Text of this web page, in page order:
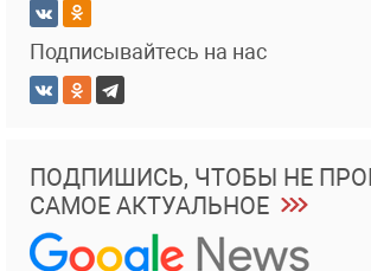
Подписывайтесь на нас
ПОДПИШИСЬ, ЧТОБЫ НЕ
САМОЕ АКТУАЛЬНОЕ